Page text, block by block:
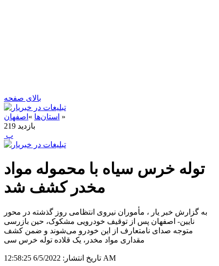
بالای صفحه
استان‌ها » اصفهان
»
219 بازدید
‍ پ
توله خرس سیاه با محموله مواد
مخدر کشف شد
به گزارش خبر یار ، مأموران نیروی انتظامی روز گذشته در محور
نایین- اصفهان پس از توقیف خودرویی مشکوک، حین بازرسی
متوجه صدای نامتعارف از این خودرو می‌شوند و ضمن کشف
مقداری مواد مخدر، یک قلاده توله خرس سی
تاریخ انتشار: 6/5/2022 12:58:25 AM